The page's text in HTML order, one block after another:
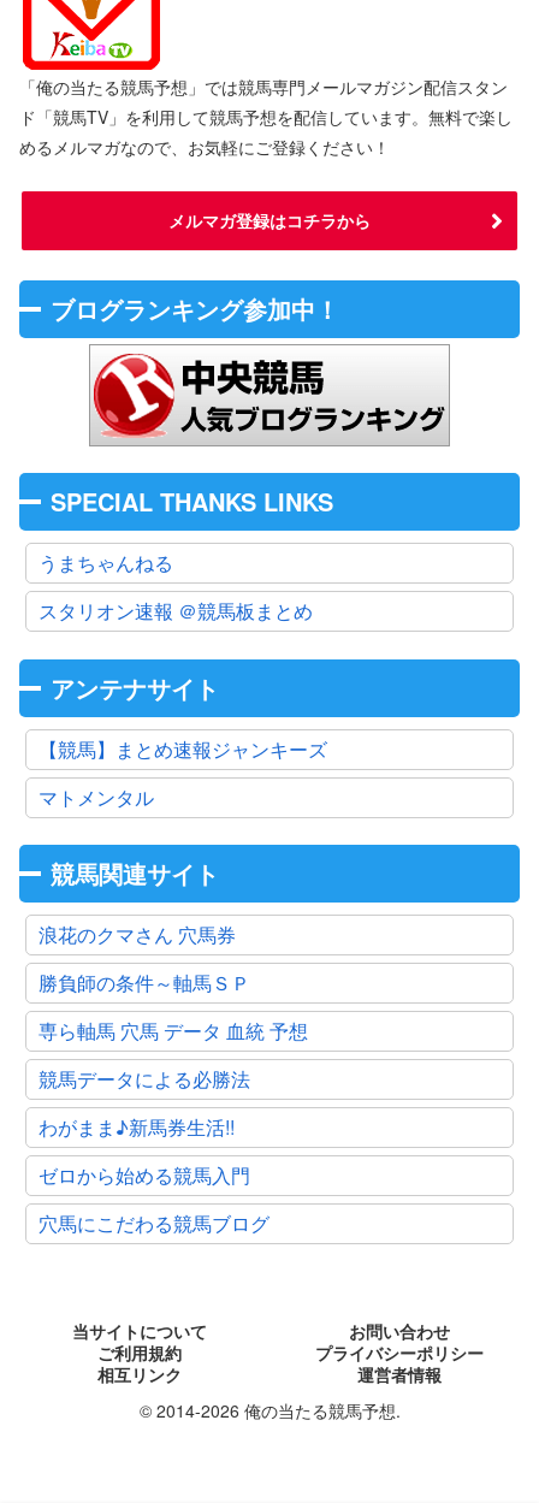
「俺の当たる競馬予想」では競馬専門メールマガジン配信スタン
ド「競馬TV」を利用して競馬予想を配信しています。無料で楽し
めるメルマガなので、お気軽にご登録ください！
メルマガ登録はコチラから
ブログランキング参加中！
SPECIAL THANKS LINKS
うまちゃんねる
スタリオン速報 ＠競馬板まとめ
アンテナサイト
【競馬】まとめ速報ジャンキーズ
マトメンタル
競馬関連サイト
浪花のクマさん 穴馬券
勝負師の条件～軸馬ＳＰ
専ら軸馬 穴馬 データ 血統 予想
競馬データによる必勝法
わがまま♪新馬券生活!!
ゼロから始める競馬入門
穴馬にこだわる競馬ブログ
当サイトについて
お問い合わせ
ご利用規約
プライバシーポリシー
相互リンク
運営者情報
© 2014-2026 俺の当たる競馬予想.